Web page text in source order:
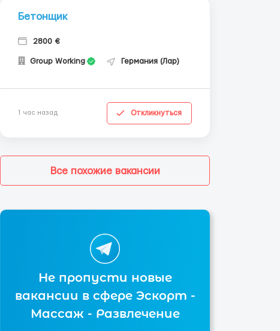
Бетонщик
2800 €
Group Working Германия (Лар)
1 час назад Откликнуться
Все похожие вакансии
Не пропусти новые
вакансии в сфере Эскорт -
Массаж - Развлечение